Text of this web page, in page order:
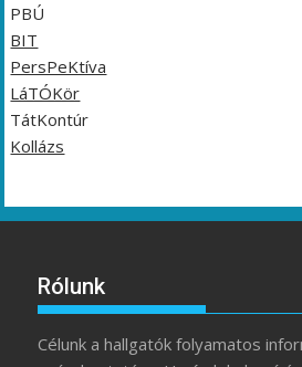
PBÚ
BIT
PersPeKtíva
LáTÓKör
TátKontúr
Kollázs
Rólunk
Célunk a hallgatók folyamatos